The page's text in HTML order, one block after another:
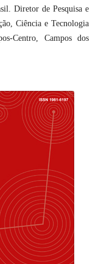
Diretor de Pesquisa e
Ciência e Tecnologia
Centro, Campos dos